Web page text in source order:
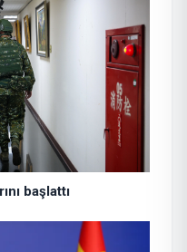
başlattı